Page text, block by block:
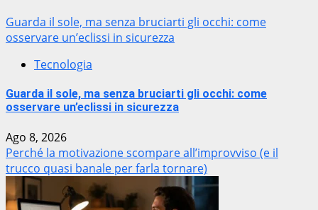
Guarda il sole, ma senza bruciarti gli occhi: come
osservare un’eclissi in sicurezza
Tecnologia
Guarda il sole, ma senza bruciarti gli occhi: come
osservare un’eclissi in sicurezza
Ago 8, 2026
Perché la motivazione scompare all’improvviso (e il
trucco quasi banale per farla tornare)